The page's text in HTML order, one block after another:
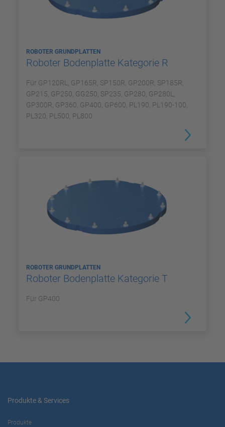
ROBOTER GRUNDPLATTEN
Roboter Bodenplatte Kategorie R
Für GP120RL, GP165R, SP150R, GP200R, SP185R,
GP215, GP250, GG250, SP235, GP280, GP280L,
GP300R, GP360, GP400, GP600, PL190, PL190-100,
PL320, PL500, PL800
ROBOTER GRUNDPLATTEN
Roboter Bodenplatte Kategorie T
Für GP400
Produkte & Services
Produkte